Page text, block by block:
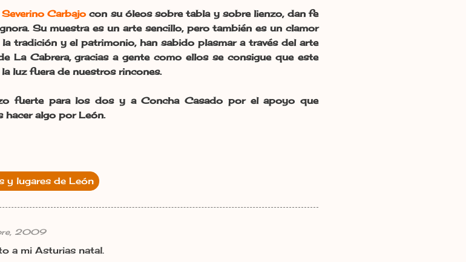
Severino Carbajocon su óleos sobre tabla y sobre lienzo, dan fe
Su muestra es un arte sencillo, pero también es un clamor
tradición y el patrimonio, han sabido plasmar a través del arte
La Cabrera, gracias a gente como ellos se consigue que este
luz fuera de nuestros rincones.
fuerte para los dos y a Concha Casado por el apoyo que
algo por León.
y lugares de León
2009
a mi Asturias natal.